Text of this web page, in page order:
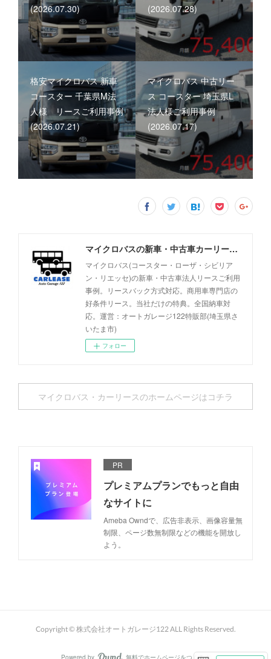
(2026.07.30)
(2026.07.28)
格安マイクロバス 新車
コースター 千葉県M法
人様 リースご利用事例
(2026.07.21)
マイクロバス 中古リー
ス コースター 埼玉県L
法人様ご利用事例
(2026.07.17)
マイクロバスの新車・中古車カーリース事例 - オートガレージ122
マイクロバス(コースター・ローザ・シビリア
ン・リエッセ)の新車・中古車法人リースご利用
事例。リースバック方式対応。商用車専門店の
好条件リース。当社だけの特典。全国納車対
応。運営：オートガレージ122特販部(埼玉県さ
いたま市)
フォロー
マイクロバス・カーリースのホームページはコチラ
PR
プレミアムプランでもっと自由
なサイトに
Ameba Owndで、広告非表示、画像容量無
制限、ページ数無制限などの機能を開放し
よう。
Copyright © 株式会社オートガレージ122 ALL Rights Reserved.
Powered by 無料でホームページをつくろう